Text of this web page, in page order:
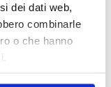
dei dati web,
combinarle
o che hanno